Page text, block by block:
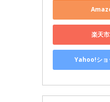
楽天
Yahoo!ショ